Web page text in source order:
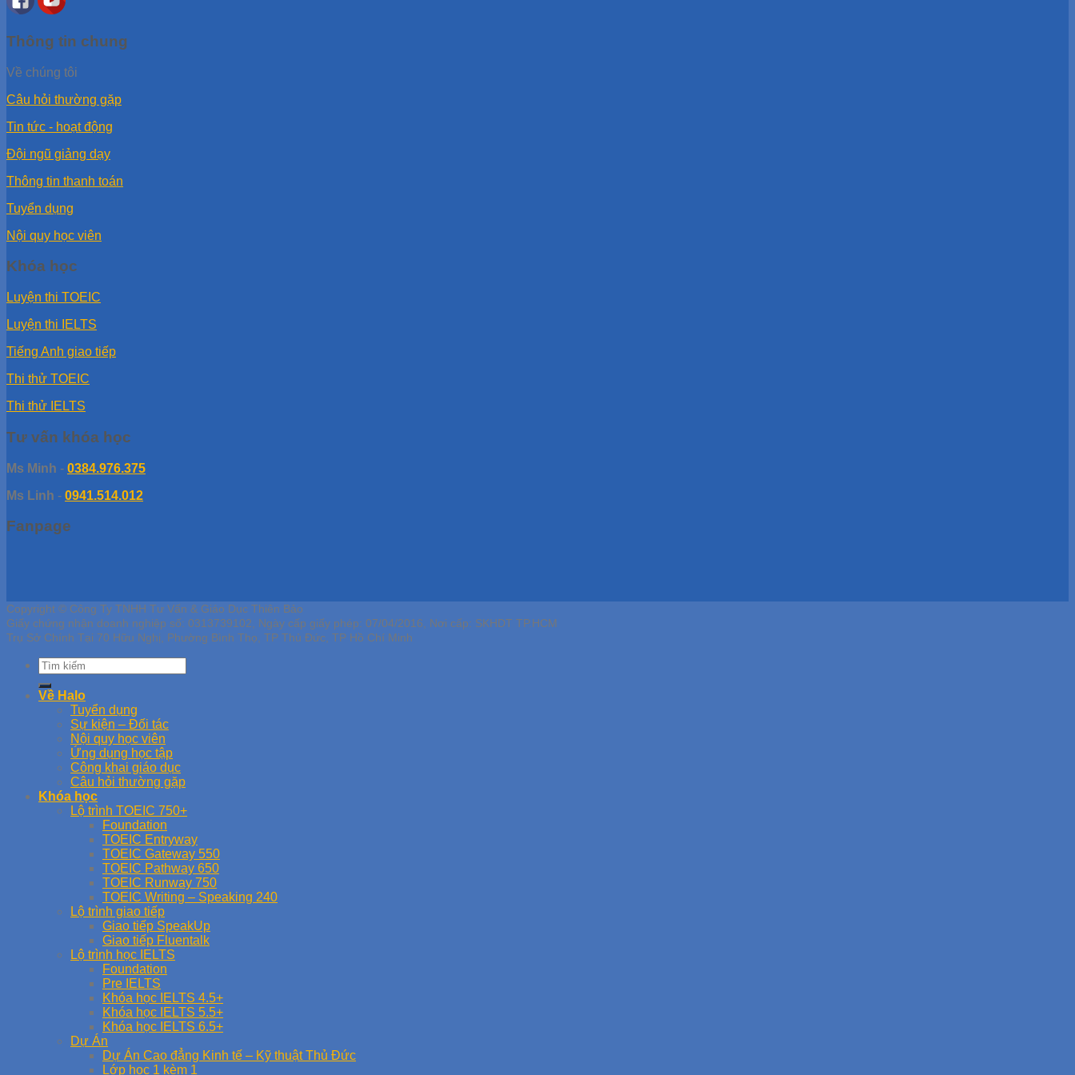
Thông tin chung
Về chúng tôi
Câu hỏi thường gặp
Tin tức - hoạt động
Đội ngũ giảng dạy
Thông tin thanh toán
Tuyển dụng
Nội quy học viên
Khóa học
Luyện thi TOEIC
Luyện thi IELTS
Tiếng Anh giao tiếp
Thi thử TOEIC
Thi thử IELTS
Tư vấn khóa học
Ms Minh - 0384.976.375
Ms Linh - 0941.514.012
Fanpage
Copyright © Công Ty TNHH Tư Vấn & Giáo Dục Thiên Bảo
Giấy chứng nhận doanh nghiệp số: 0313739102, Ngày cấp giấy phép: 07/04/2016, Nơi cấp: SKHDT TP.HCM
Trụ Sở Chính Tại 70 Hữu Nghị, Phường Bình Thọ, TP Thủ Đức, TP Hồ Chí Minh
Về Halo
Tuyển dụng
Sự kiện – Đối tác
Nội quy học viên
Ứng dụng học tập
Công khai giáo dục
Câu hỏi thường gặp
Khóa học
Lộ trình TOEIC 750+
Foundation
TOEIC Entryway
TOEIC Gateway 550
TOEIC Pathway 650
TOEIC Runway 750
TOEIC Writing – Speaking 240
Lộ trình giao tiếp
Giao tiếp SpeakUp
Giao tiếp Fluentalk
Lộ trình học IELTS
Foundation
Pre IELTS
Khóa học IELTS 4.5+
Khóa học IELTS 5.5+
Khóa học IELTS 6.5+
Dự Án
Dự Án Cao đẳng Kinh tế – Kỹ thuật Thủ Đức
Lớp học 1 kèm 1